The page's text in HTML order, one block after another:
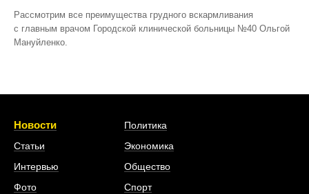
Рассмотрим все преимущества грудного вскармливания
с главным врачом Городской клинической больницы №40 Ольгой
Мануйленко.
Новости
Статьи
Интервью
Фото
Политика
Экономика
Общество
Спорт